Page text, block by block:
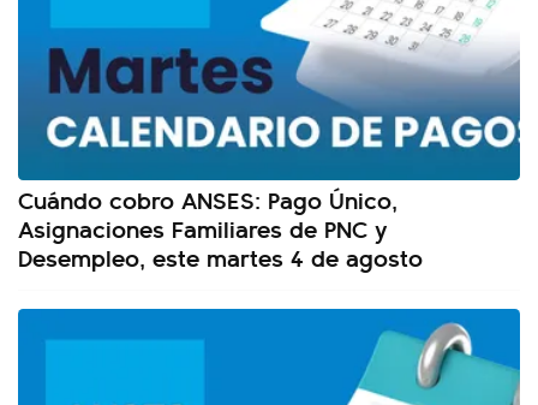
Cuándo cobro ANSES: Pago Único,
Asignaciones Familiares de PNC y
Desempleo, este martes 4 de agosto